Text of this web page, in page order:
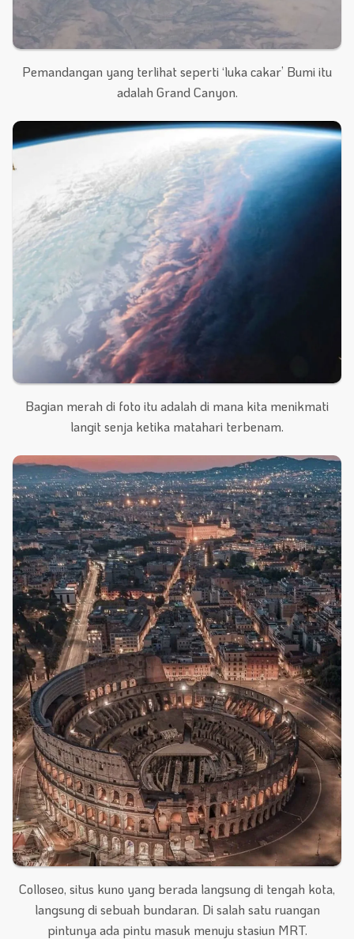
Pemandangan yang terlihat seperti ‘luka cakar’ Bumi itu
adalah Grand Canyon.
Bagian merah di foto itu adalah di mana kita menikmati
langit senja ketika matahari terbenam.
Colloseo, situs kuno yang berada langsung di tengah kota,
langsung di sebuah bundaran. Di salah satu ruangan
pintunya ada pintu masuk menuju stasiun MRT.